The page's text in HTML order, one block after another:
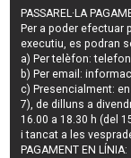
PASSAREL·LA
Per a poder efectuar
executiu, es podran
a) Per telèfon:
b) Per email:
c) Presencialment:
7), de dilluns a
16.00 a 18.30 h (del
i tancat a les
PAGAMENT EN LÍNIA: